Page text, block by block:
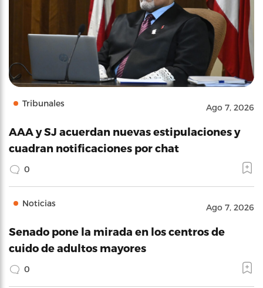
Tribunales Ago 7, 2026
AAA y SJ acuerdan nuevas estipulaciones y
cuadran notificaciones por chat
0
Noticias Ago 7, 2026
Senado pone la mirada en los centros de
cuido de adultos mayores
0